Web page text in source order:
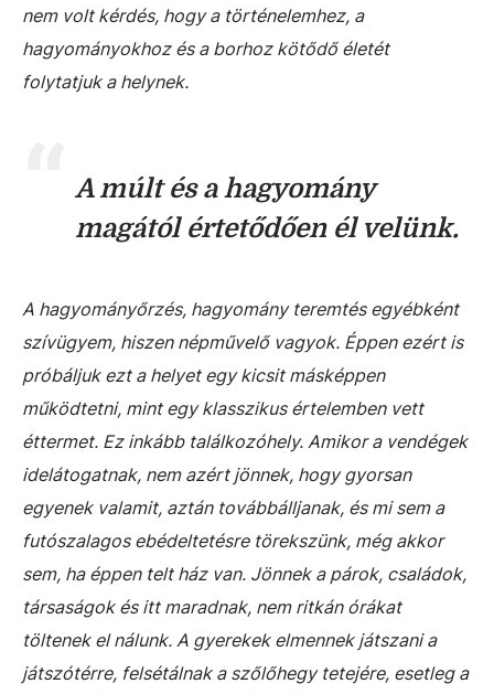
nem volt kérdés, hogy a történelemhez, a
hagyományokhoz és a borhoz kötődő életét
folytatjuk a helynek.
A múlt és a hagyomány
magától értetődően él velünk.
A hagyományőrzés, hagyomány teremtés egyébként
szívügyem, hiszen népművelő vagyok. Éppen ezért is
próbáljuk ezt a helyet egy kicsit másképpen
működtetni, mint egy klasszikus értelemben vett
éttermet. Ez inkább találkozóhely. Amikor a vendégek
idelátogatnak, nem azért jönnek, hogy gyorsan
egyenek valamit, aztán továbbálljanak, és mi sem a
futószalagos ebédeltetésre törekszünk, még akkor
sem, ha éppen telt ház van. Jönnek a párok, családok,
társaságok és itt maradnak, nem ritkán órákat
töltenek el nálunk. A gyerekek elmennek játszani a
játszótérre, felsétálnak a szőlőhegy tetejére, esetleg a